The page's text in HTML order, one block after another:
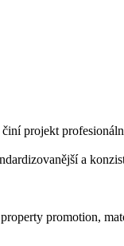
projekt
a
promotion,